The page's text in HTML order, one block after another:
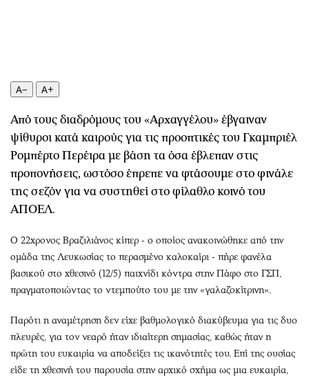
Πολιτισμός
Σινεμά
Θέατρο-Χορός
Μουσική
Εικαστικά
Βιβλίο
Χειρόγραφα
Wine routes
Podcasts
Uncut
Προσφορές
Προσωπικότητες στην ''Κ''
A− A+
Από τους διαδρόμους του «Αρχαγγέλου» έβγαιναν
ψίθυροι κατά καιρούς για τις προοπτικές του Γκαμπριέλ
Ρομπέρτο Περέιρα με βάση τα όσα έβλεπαν στις
προπονήσεις, ωστόσο έπρεπε να φτάσουμε στο φινάλε
της σεζόν για να συστηθεί στο φίλαθλο κοινό του
ΑΠΟΕΛ.
Ο 22χρονος Βραζιλιάνος κίπερ - ο οποίος ανακοινώθηκε από την
ομάδα της Λευκωσίας το περασμένο καλοκαίρι - πήρε φανέλα
βασικού στο χθεσινό (12/5) παιχνίδι κόντρα στην Πάφο στο ΓΣΠ,
πραγματοποιώντας το ντεμπούτο του με την «γαλαζοκίτρινη».
Παρότι η αναμέτρηση δεν είχε βαθμολογικό διακύβευμα για τις δυο
πλευρές, για τον νεαρό ήταν ιδιαίτερη σημασίας, καθώς ήταν η
πρώτη του ευκαιρία να αποδείξει τις ικανότητές του. Επί της ουσίας
είδε τη χθεσινή του παρουσία στην αρχικό σχήμα ως μια ευκαιρία,